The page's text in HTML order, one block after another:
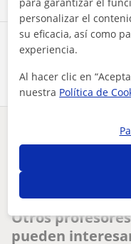
Comparte a este
¿Hay algún error
Tus clases particulares
profesor de inglés particular
Otros
pueden
personalizar el
su eficacia, así como
experiencia.
Al hacer clic en
nuestra Política de